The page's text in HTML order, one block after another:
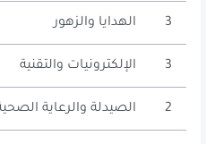
الهدايا والزهور 3
الإلكترونيات والتقنية 3
الصيدلة والرعاية الصحية 2